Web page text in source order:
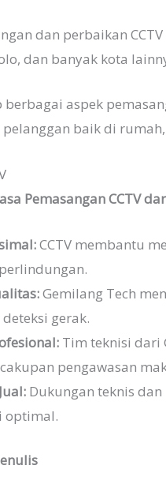
dan perbaikan
dan banyak kota
berbagai aspek
baik di
Pemasangan CCTV
CCTV membantu
Gemilang Tech
gerak.
Tim teknisi dari
pengawasan
Dukungan teknis
optimal.